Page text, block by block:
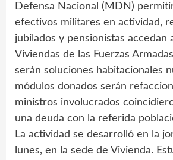
Defensa Nacional (MDN)
efectivos militares en actividad,
jubilados y pensionistas accedan
Viviendas de las Fuerzas
serán soluciones habitacionales
módulos donados serán
ministros involucrados
una deuda con la referida
La actividad se desarrolló en la
lunes, en la sede de Vivienda.